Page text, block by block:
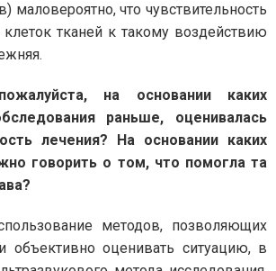
маловероятно, что чувствительность
тканей к такому воздействию
на основании каких
раньше, оценивалась
лечения? На основании каких
говорить о том, что помогла та
методов, позволяющих
объективно оценивать ситуацию, в